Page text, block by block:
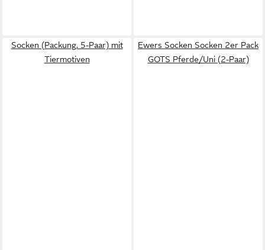
Socken (Packung, 5-Paar) mit
Tiermotiven
Ewers Socken Socken 2er Pack
GOTS Pferde/Uni (2-Paar)